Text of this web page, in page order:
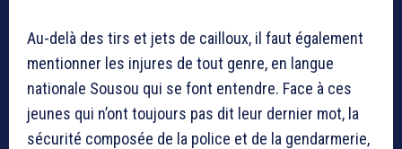
Au-delà des tirs et jets de cailloux, il faut également
mentionner les injures de tout genre, en langue
nationale Sousou qui se font entendre. Face à ces
jeunes qui n’ont toujours pas dit leur dernier mot, la
sécurité composée de la police et de la gendarmerie,